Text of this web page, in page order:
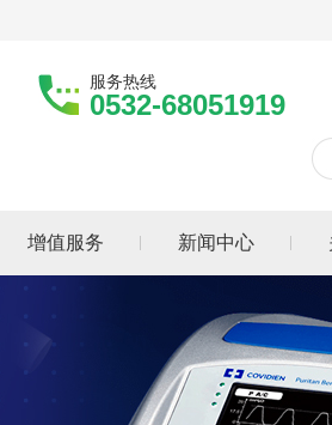
服务热线
0532-68051919
增值服务 新闻中心